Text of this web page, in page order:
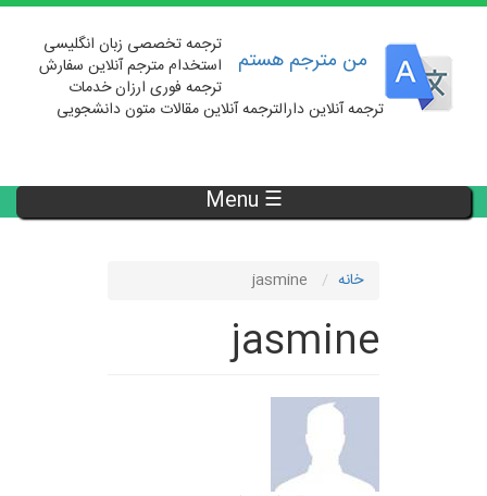
رفتن
محتوای
من مترجم هستم
ترجمه تخصصی زبان انگلیسی
استخدام مترجم آنلاین سفارش
ترجمه فوری ارزان خدمات
ترجمه آنلاین دارالترجمه آنلاین مقالات متون دانشجویی
Main
navigation
☰ Menu
خانه
jasmine